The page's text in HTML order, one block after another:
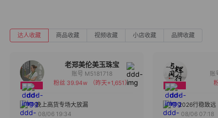
达人收藏 商品收藏 视频收藏 小店收藏 品牌收藏
老郑美伦美玉珠宝
备注
分组
账号 M5181718
粉丝 39.94w
（昨天+1,651）
晚上高货专场大放漏
08/06 19:34
2026行稳致远
08/06 07:18